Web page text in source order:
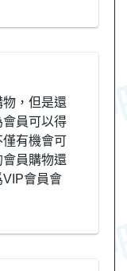
，但是還
員可以得
有機會可
員購物還
VIP會員會